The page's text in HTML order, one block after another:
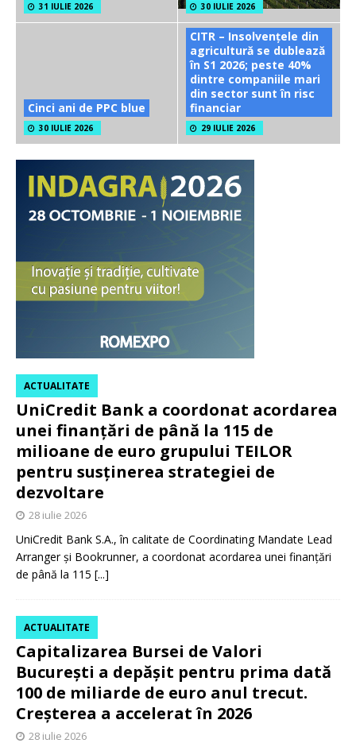
31 IULIE 2026 30 IULIE 2026
Cinci ani de PPC blue
30 IULIE 2026
CITR – Insolvențele din
agricultură se dublează
în S1 2026; peste 40%
dintre companiile mari
din sector sunt în risc
financiar
29 IULIE 2026
UniCredit Bank a coordonat acordarea
unei finanțări de până la 115 de
milioane de euro grupului TEILOR
pentru susținerea strategiei de
dezvoltare
ACTUALITATE
28 iulie 2026
UniCredit Bank S.A., în calitate de Coordinating Mandate Lead
Arranger și Bookrunner, a coordonat acordarea unei finanțări
de până la 115 [...]
Capitalizarea Bursei de Valori
București a depășit pentru prima dată
100 de miliarde de euro anul trecut.
Creșterea a accelerat în 2026
ACTUALITATE
28 iulie 2026